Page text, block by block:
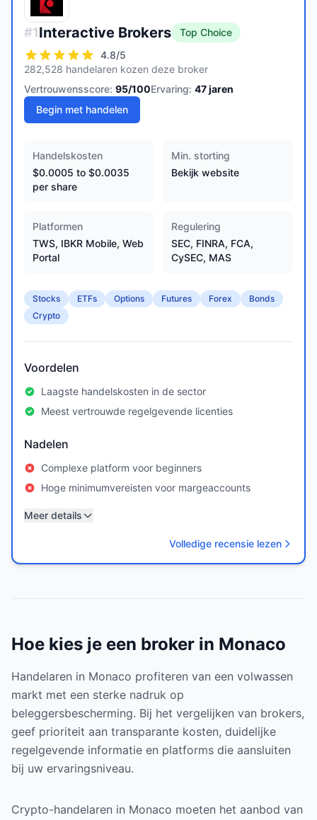
#1Interactive Brokers
Top Choice
4.8/5
282,528 handelaren kozen deze broker
Vertrouwensscore: 95/100Ervaring: 47jaren
Begin met handelen
Handelskosten
$0.0005 to $0.0035
per share
Min. storting
Bekijk website
Platformen
TWS, IBKR Mobile, Web
Portal
Regulering
SEC, FINRA, FCA,
CySEC, MAS
Stocks ETFs Options Futures Forex
Bonds
Crypto
Voordelen
Laagste handelskosten in de sector
Meest vertrouwde regelgevende licenties
Nadelen
Complexe platform voor beginners
Hoge minimumvereisten voor margeaccounts
Meer details
Volledige recensie lezen
Hoe kies je een broker in Monaco
Handelaren in Monaco profiteren van een volwassen
markt met een sterke nadruk op
beleggersbescherming. Bij het vergelijken van brokers,
geef prioriteit aan transparante kosten, duidelijke
regelgevende informatie en platforms die aansluiten
bij uw ervaringsniveau.
Crypto-handelaren in Monaco moeten het aanbod van